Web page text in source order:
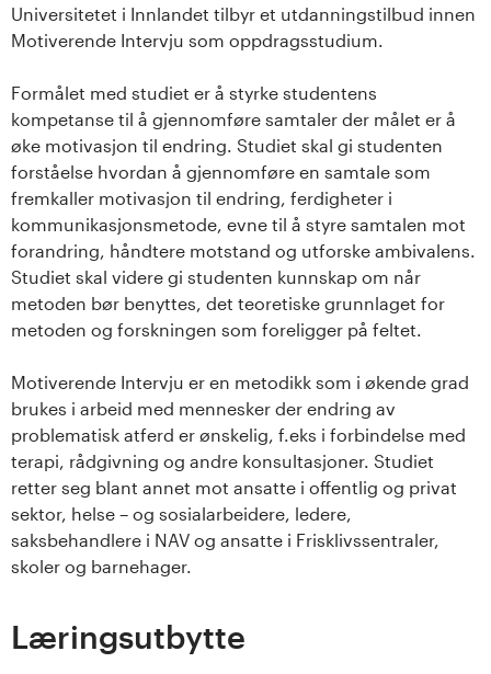
n
a
n
d
e
t
Universitetet i Innlandet tilbyr et utdanningstilbud innen
Motiverende Intervju som oppdragsstudium.
Formålet med studiet er å styrke studentens
kompetanse til å gjennomføre samtaler der målet er å
øke motivasjon til endring. Studiet skal gi studenten
forståelse hvordan å gjennomføre en samtale som
fremkaller motivasjon til endring, ferdigheter i
kommunikasjonsmetode, evne til å styre samtalen mot
forandring, håndtere motstand og utforske ambivalens.
Studiet skal videre gi studenten kunnskap om når
metoden bør benyttes, det teoretiske grunnlaget for
metoden og forskningen som foreligger på feltet.
Motiverende Intervju er en metodikk som i økende grad
brukes i arbeid med mennesker der endring av
problematisk atferd er ønskelig, f.eks i forbindelse med
terapi, rådgivning og andre konsultasjoner. Studiet
retter seg blant annet mot ansatte i offentlig og privat
sektor, helse – og sosialarbeidere, ledere,
saksbehandlere i NAV og ansatte i Frisklivssentraler,
skoler og barnehager.
Læringsutbytte